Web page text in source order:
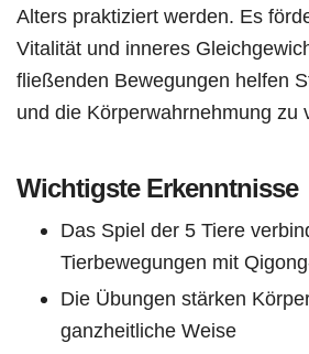
Alters praktiziert werden. Es
Vitalität und inneres
fließenden Bewegungen helfen
und die Körperwahrnehmung zu
Wichtigste Erkenntnisse
Das Spiel der 5 Tiere
Tierbewegungen mit
Die Übungen stärken
ganzheitliche Weise